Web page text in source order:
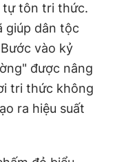
tự tôn tri thức.
giúp dân tộc
vào kỷ
được nâng
tri thức không
ra hiệu suất